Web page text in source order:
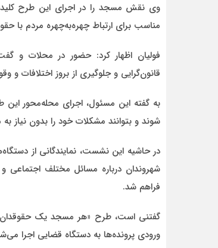
وی نقش مسجد را در اجرای این طرح
مناسب برای ارتباط چهره‌به‌چهره مردم با
فولیان اظهار کرد: حضور در محلات و
قانون‌گرایی و جلوگیری از بروز اختلافات و
به گفته این مسئول، اجرای محله‌محور
شوند و بتوانند مشکلات خود را بدون نیاز
در حاشیه این نشست، نمایندگانی از
شهروندان درباره مسائل مختلف اجتماعی
فراهم شد.
گفتنی است، طرح «هر مسجد یک حقوقدان»
ورودی پرونده‌ها به دستگاه قضایی اجرا